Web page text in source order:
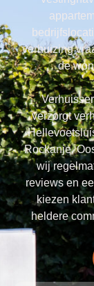
verhuizing
de
verzorgt
Rockanje,
wij
reviews en
kiezen
heldere